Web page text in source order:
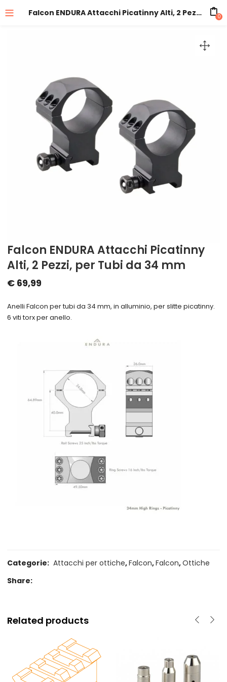
Falcon ENDURA Attacchi Picatinny Alti, 2 Pezzi, per Tubi da 34 mm 0
Falcon ENDURA Attacchi Picatinny
Alti, 2 Pezzi, per Tubi da 34 mm
€ 69,99
Anelli Falcon per tubi da 34 mm, in alluminio, per slitte picatinny.
6 viti torx per anello.
Categorie: Attacchi per ottiche,Falcon,Falcon,Ottiche
Share:
Related products